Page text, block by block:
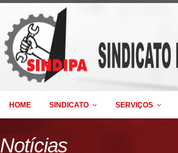
HOME SINDICATO SERVIÇOS
Notícias